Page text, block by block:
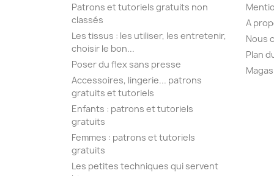
Patrons et tutoriels gratuits non
classés
Les tissus : les utiliser, les entretenir,
choisir le bon...
Poser du flex sans presse
Accessoires, lingerie... patrons
gratuits et tutoriels
Enfants : patrons et tutoriels
gratuits
Femmes : patrons et tutoriels
gratuits
Les petites techniques qui servent
A
Nous
Plan